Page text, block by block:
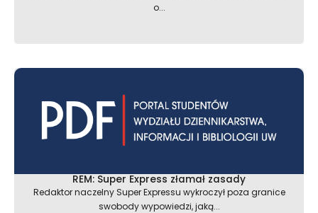
o...
REM: Super Express złamał zasady
Redaktor naczelny Super Expressu wykroczył poza granice
swobody wypowiedzi, jaką...